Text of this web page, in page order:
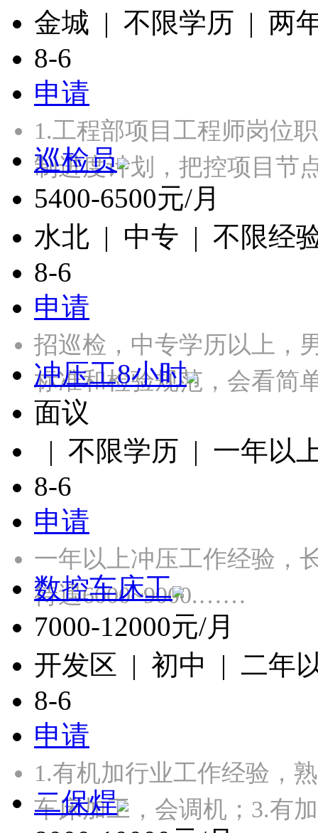
金城 | 不限学历 | 两
8-6
申请
1.工程部项目工程师岗位
制进度计划，把控项目
巡检员
5400-6500元/月
水北 | 中专 | 不限经
8-6
申请
招巡检，中专学历以上，
标准和检验规范，会看
冲压工8小时
面议
| 不限学历 | 一年以
8-6
申请
一年以上冲压工作经验，
待遇6000~9000.……
数控车床工
7000-12000元/月
开发区 | 初中 | 二年
8-6
申请
1.有机加行业工作经验，
车床加工，会调机；3.有
二保焊